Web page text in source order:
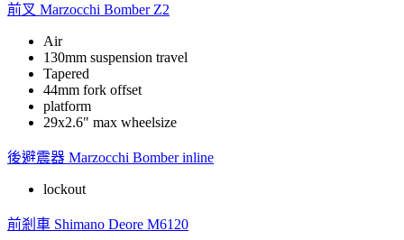
前叉 Marzocchi Bomber Z2
Air
130mm suspension travel
Tapered
44mm fork offset
platform
29x2.6" max wheelsize
後避震器 Marzocchi Bomber inline
lockout
前剎車 Shimano Deore M6120